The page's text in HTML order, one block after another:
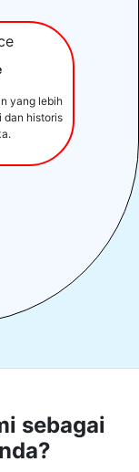
yang lebih
dan historis
sebagai